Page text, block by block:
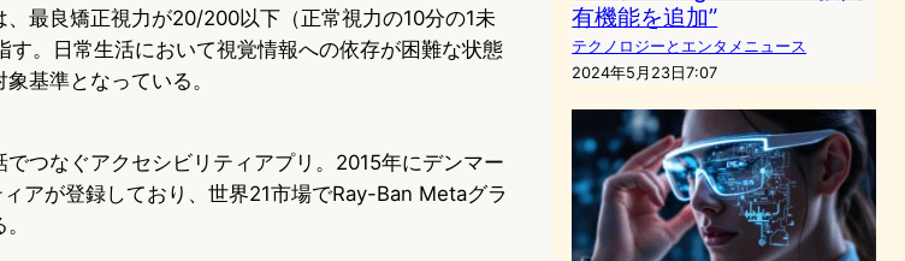
最良矯正視力が20/200以下（正常視力の10分の1未
。日常生活において視覚情報への依存が困難な状態
基準となっている。
つなぐアクセシビリティアプリ。2015年にデンマー
アが登録しており、世界21市場でRay-Ban Metaグラ
有機能を追加”
テクノロジーとエンタメニュース
2024年5月23日7:07